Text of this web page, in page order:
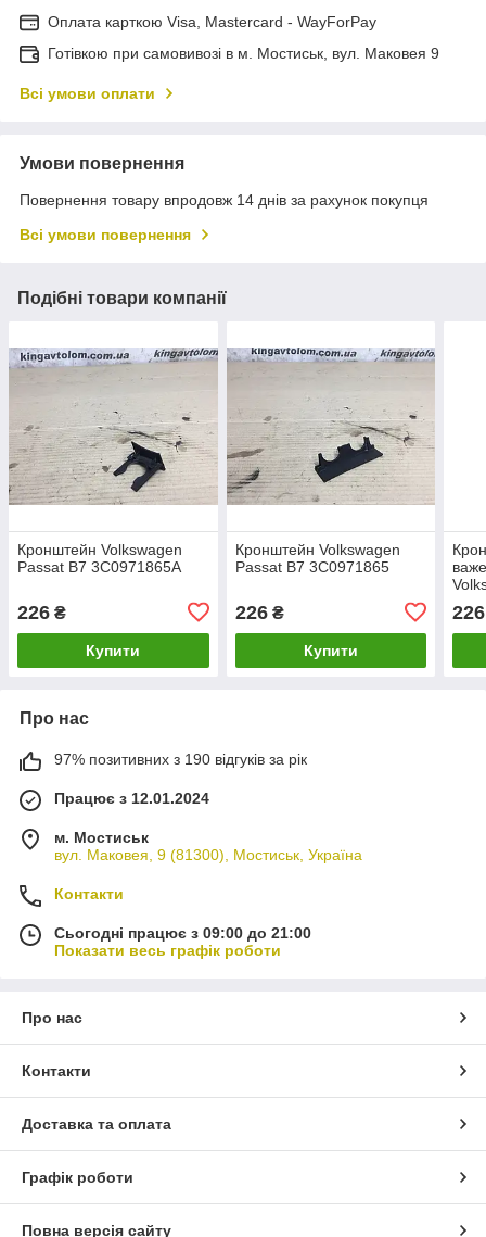
Оплата карткою Visa, Mastercard - WayForPay
Готівкою при самовивозі в м. Мостиськ, вул. Маковея 9
Всі умови оплати
Умови повернення
Повернення товару впродовж 14 днів за рахунок покупця
Всі умови повернення
Подібні товари компанії
Кронштейн Volkswagen
Passat B7 3C0971865A
226 ₴
Купити
Кронштейн Volkswagen
Passat B7 3C0971865
226₴
Купити
226
Про нас
97% позитивних з 190 відгуків за рік
Працює з 12.01.2024
м. Мостиськ
вул. Маковея, 9 (81300), Мостиськ, Україна
Контакти
Сьогодні працює з 09:00 до 21:00
Показати весь графік роботи
Про нас
Контакти
Доставка та оплата
Графік роботи
Повна версія сайту